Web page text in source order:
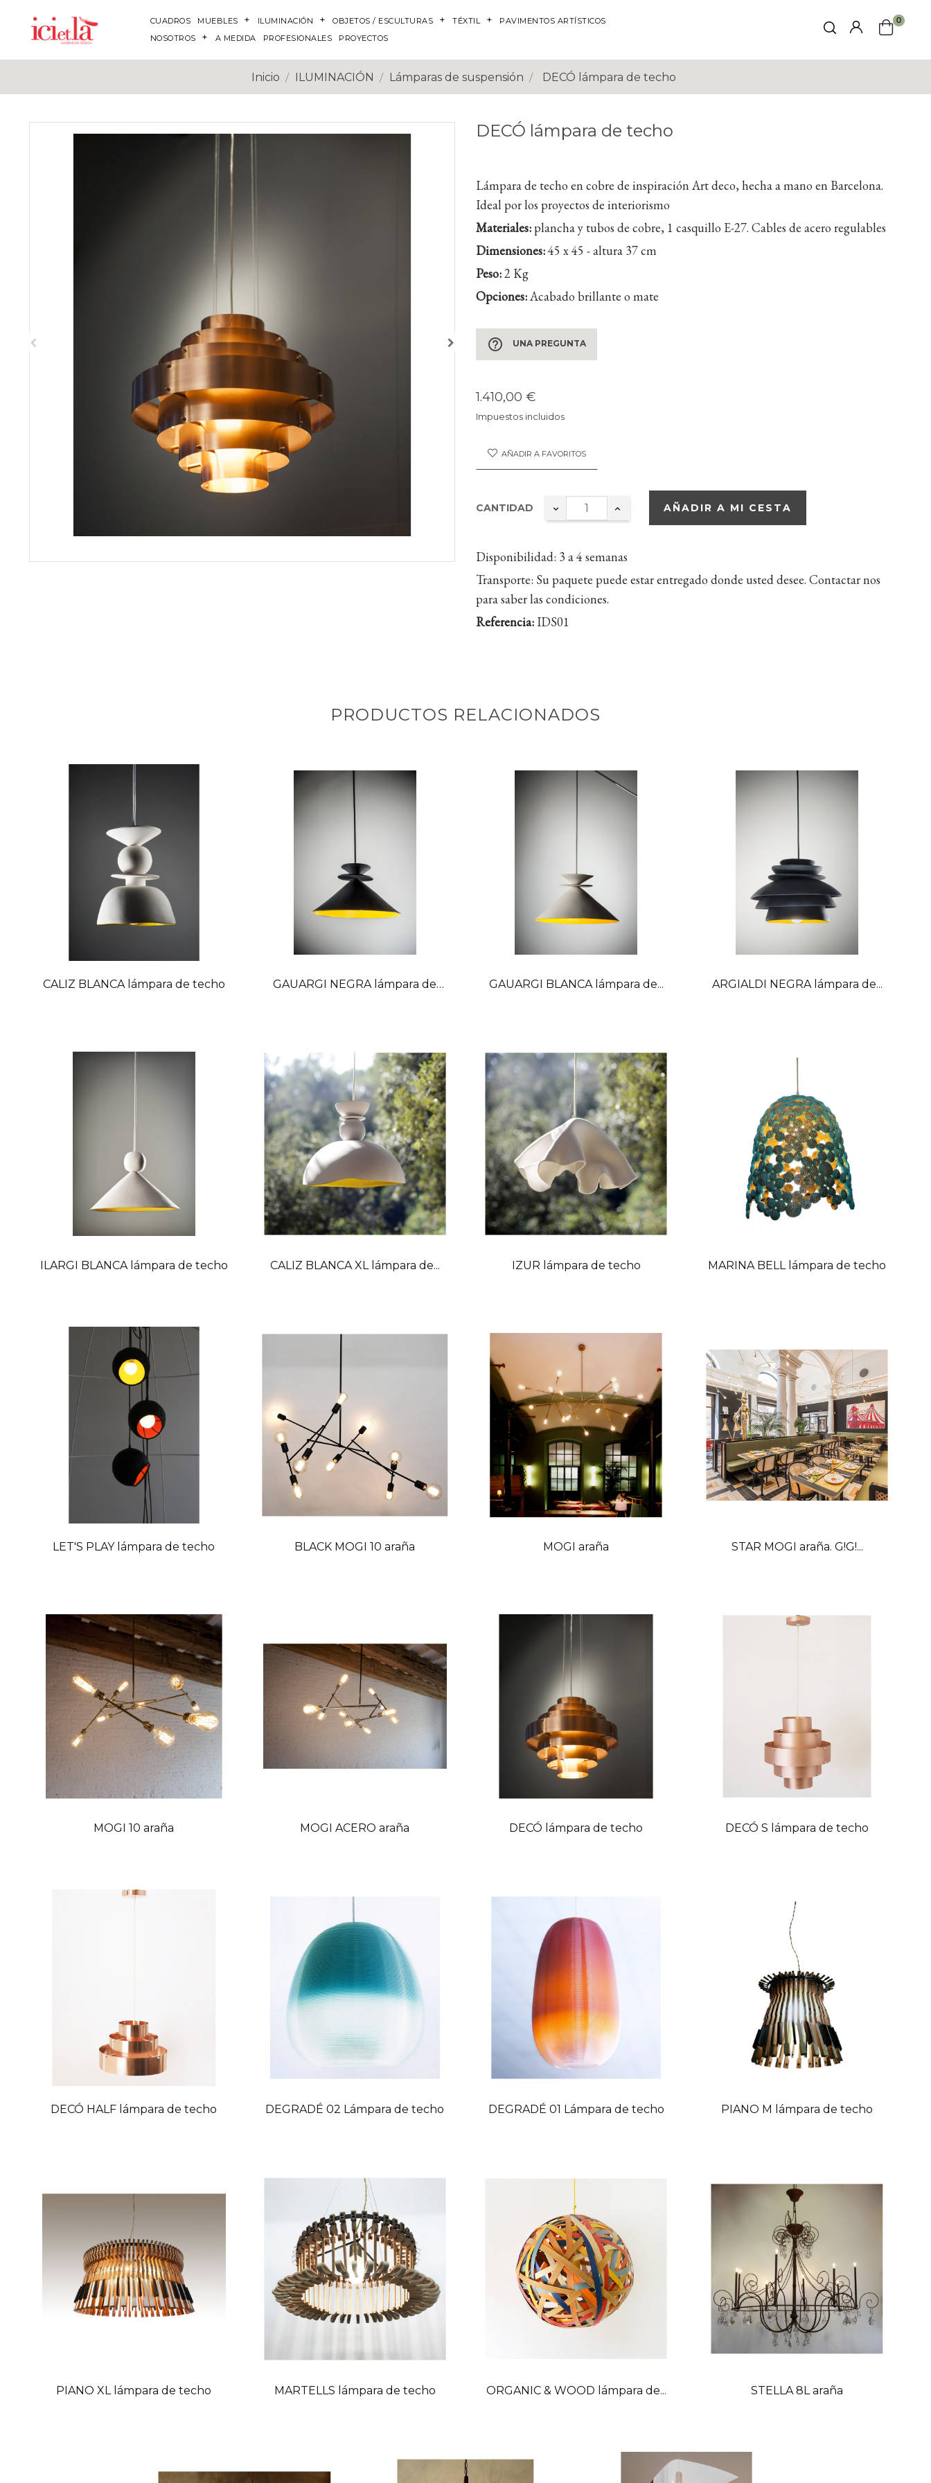
CUADROS MUEBLES ILUMINACIÓN OBJETOS / ESCULTURAS TÉXTIL
PAVIMENTOS ARTÍSTICOS
NOSOTROS
A MEDIDA PROFESIONALES PROYECTOS
0
Inicio ILUMINACIÓN Lámparas de suspensión DECÓ lámpara de techo
DECÓ lámpara de techo
Lámpara de techo en cobre de inspiración Art deco, hecha a mano en Barcelona.
Ideal por los proyectos de interiorismo
Materiales:plancha y tubos de cobre, 1 casquillo E-27. Cables de acero regulables
Dimensiones:45 x 45 - altura 37 cm
Peso:2 Kg
Opciones:Acabado brillante o mate
help_outline UNA PREGUNTA
1.410,00 €
Impuestos incluidos
AÑADIR A FAVORITOS
CANTIDAD AÑADIR A MI CESTA
Disponibilidad: 3 a 4 semanas
Transporte: Su paquete puede estar entregado donde usted desee. Contactar nos
para saber las condiciones.
Referencia: IDS01
PRODUCTOS RELACIONADOS
CALIZ BLANCA lámpara de techo
GAUARGI NEGRA lámpara de
GAUARGI BLANCA lámpara de... ARGIALDI NEGRA lámpara de...
ILARGI BLANCA lámpara de techo CALIZ BLANCA XL lámpara de... IZUR lámpara de techo MARINA BELL lámpara de techo
LET'S PLAY lámpara de techo BLACK MOGI 10 araña MOGI araña STAR MOGI araña. G!G!...
MOGI 10 araña MOGI ACERO araña DECÓ lámpara de techo DECÓ S lámpara de techo
DECÓ HALF lámpara de techo DEGRADÉ 02 Lámpara de techo DEGRADÉ 01 Lámpara de techo PIANO M lámpara de techo
PIANO XL lámpara de techo MARTELLS lámpara de techo ORGANIC & WOOD lámpara de... STELLA 8L araña